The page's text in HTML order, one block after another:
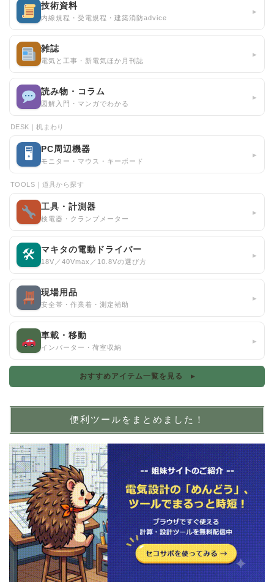
技術資料
内線規程・受電規程・建築消防advice
▸
雑誌
電気と工事・新電気ほか月刊誌
▸
読み物・コラム
図解入門・マンガでわかる
▸
DESK｜机まわり
🖥 PC周辺機器
モニター・マウス・キーボード
▸
TOOLS｜道具から探す
工具・計測器
検電器・クランプメーター
▸
🛠 マキタの電動ドライバー
18V／40Vmax／10.8Vの選び方
▸
現場用品
安全帯・作業着・測定補助
▸
車載・移動
インバーター・荷室収納
▸
おすすめアイテム一覧を見る ▸
便利ツールをまとめました！